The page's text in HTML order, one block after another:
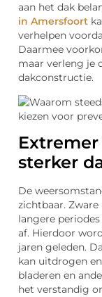
aan het dak
in Amersfoort
verhelpen
Daarmee
maar verleng je
dakconstructie.
sterker
De
zichtbaar.
langere
af. Hierdoor
jaren geleden.
kan uitdrogen
bladeren en
het verstandig